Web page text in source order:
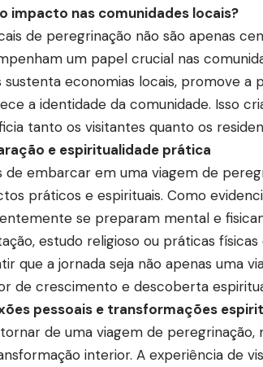
impacto nas comunidades locais?
de peregrinação não são apenas
um papel crucial nas
sustenta economias locais, promove a
a identidade da comunidade. Isso
tanto os visitantes quanto os
e espiritualidade prática
de embarcar em uma viagem de
práticos e espirituais. Como
se preparam mental e
estudo religioso ou práticas
que a jornada seja não apenas uma
de crescimento e descoberta
pessoais e transformações
de uma viagem de
interior. A experiência de